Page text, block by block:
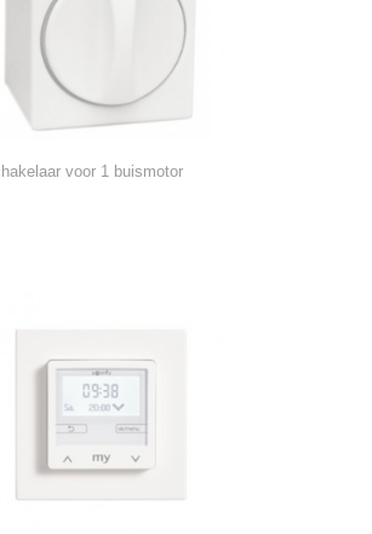
voor 1 buismotor